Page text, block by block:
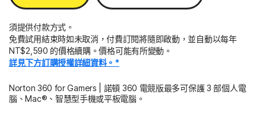
須提供付款方式。
免費試用結束時如未取消，付費訂閱將隨即啟動，並自動以每年
NT$2,590 的價格續購。價格可能有所變動。
詳見下方訂購授權詳細資料。*
Norton 360 for Gamers | 諾頓 360 電競版最多可保護 3 部個人電
腦、Mac®、智慧型手機或平板電腦。